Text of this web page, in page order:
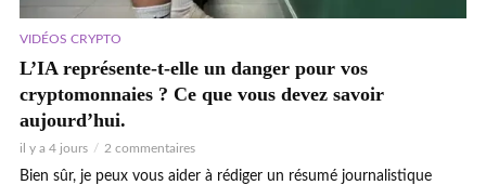
VIDÉOS CRYPTO
L’IA représente-t-elle un danger pour vos
cryptomonnaies ? Ce que vous devez savoir
aujourd’hui.
il y a 4 jours 2 commentaires
Bien sûr, je peux vous aider à rédiger un résumé journalistique